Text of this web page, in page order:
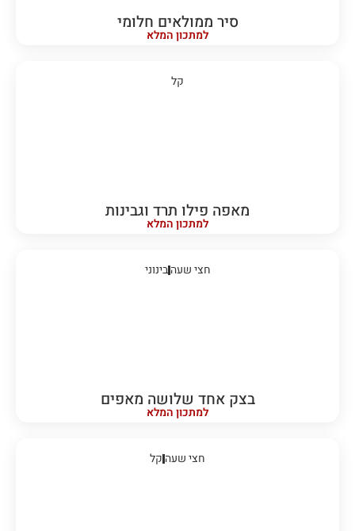
סיר ממולאים חלומי
למתכון המלא
קל
מאפה פילו תרד וגבינות
למתכון המלא
חצי שעהבינוני
בצק אחד שלושה מאפים
למתכון המלא
חצי שעה קל